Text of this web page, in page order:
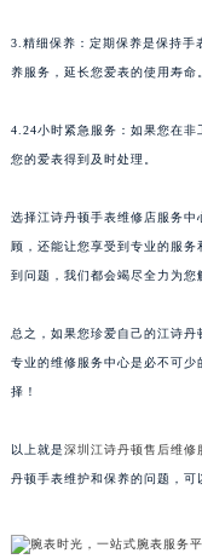
3.精细保养：定期保养是保持手
养服务，延长您爱表的使用寿命
4.24小时紧急服务：如果您在
您的爱表得到及时处理。
选择江诗丹顿手表维修店服务
顾，还能让您享受到专业的服
到问题，我们都会竭尽全力为您
总之，如果您珍爱自己的江诗
专业的维修服务中心是必不可
择！
以上就是深圳江诗丹顿售后维修
丹顿手表维护和保养的问题，可